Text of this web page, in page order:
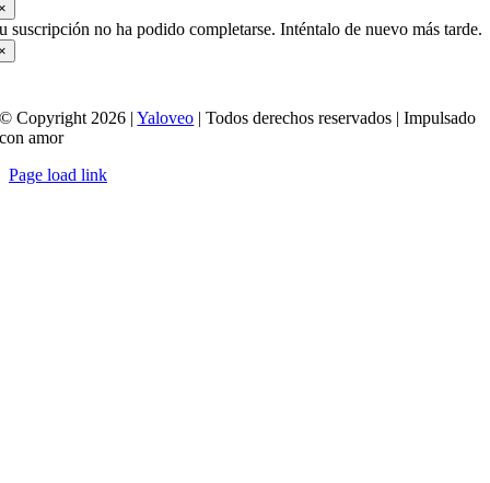
suscripción no ha podido completarse. Inténtalo de nuevo más tarde.
© Copyright 2026 |Yaloveo | Todos derechos reservados | Impulsado
con amor
Page load link